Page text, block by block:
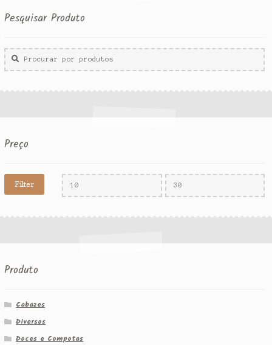
Pesquisar Produto
Procurar
por:
Preço
Filter
Produto
Cabazes
Diversos
Doces e Compotas